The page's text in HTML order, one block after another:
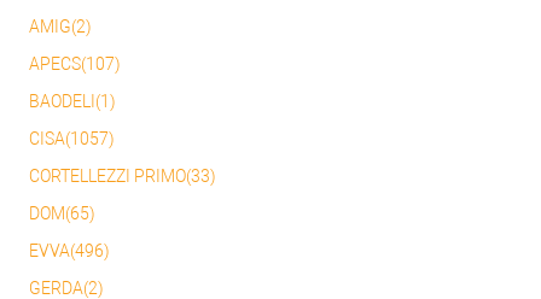
AMIG(2)
APECS(107)
BAODELI(1)
CISA(1057)
CORTELLEZZI PRIMO(33)
DOM(65)
EVVA(496)
GERDA(2)